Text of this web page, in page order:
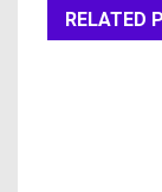
RELATED